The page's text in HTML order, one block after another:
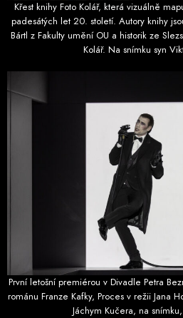
Křest knihy Foto Kolář, která vizuálně
padesátých let 20. století. Autory knihy
Bártl z Fakulty umění OU a historik ze
Kolář. Na snímku syn
První letošní premiérou v Divadle Petra
románu Franze Kafky, Proces v režii Jana
Jáchym Kučera, na